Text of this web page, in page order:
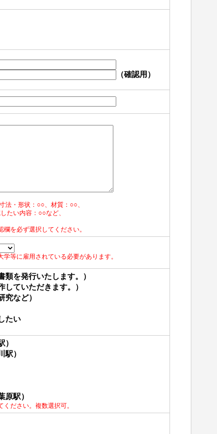
（確認用）
法・形状：○○、材質：○○、
たい内容：○○など、
を必ず選択してください。
等に雇用されている必要があります。
を発行いたします。）
ていただきます。）
など）
たい
）
駅）
ださい。複数選択可。